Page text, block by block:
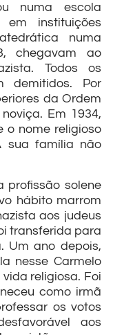
numa escola
em instituições
numa
chegavam ao
Todos os
demitidos. Por
da Ordem
Em 1934,
o nome religioso
sua família não
profissão solene
hábito marrom
aos judeus
transferida para
Um ano depois,
nesse Carmelo
religiosa. Foi
como irmã
os votos
aos